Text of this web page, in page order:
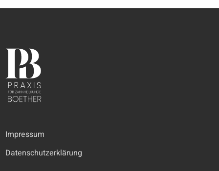
Impressum
Datenschutzerklärung